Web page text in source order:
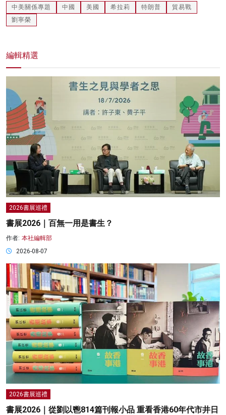
中美關係專題 中國 美國 希拉莉 特朗普
貿易戰
劉寧榮
編輯精選
2026書展巡禮
書展2026｜百無一用是書生？
作者: 本社編輯部
2026-08-07
2026書展巡禮
書展2026｜從劉以鬯814篇刊報小品 重看香港60年代市井日